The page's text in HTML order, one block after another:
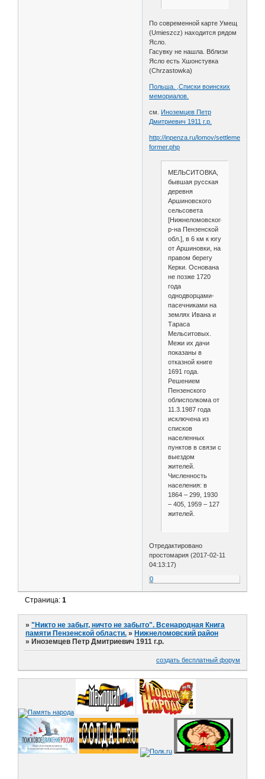
По современной карте Умещ
(Umieszcz) находится рядом
Ясло.
Гасувку не нашла. Вблизи
Ясло есть Хшонстувка
(Chrzastowka)
Польша. ,Списки воинских
мемориалов.
см. Иноземцев Петр
Дмитриевич 1911 г.р.
http://inpenza.ru/lomov/settlements-
former.php
МЕЛЬСИТОВКА,
бывшая русская
деревня
Аршиновского
сельсовета
[Нижнеломовского
р-на Пензенской
обл.], в 6 км к югу
от Аршиновки, на
правом берегу
Керки. Основана
не позже 1720
года
однодворцами-
пасечниками на
землях Ивана и
Тараса
Мельситовых.
Межи их дачи
показаны в
отказной книге
1691 года.
Решением
Пензенского
облисполкома от
11.3.1987 года
исключена из
списков
населенных
пунктов в связи с
выездом
жителей.
Численность
населения: в
1864 – 299, 1930
– 405, 1959 – 127
жителей.
Отредактировано
простомария (2017-02-11
04:13:17)
0
Страница:1
»"Никто не забыт, ничто не забыто". Всенародная Книга
памяти Пензенской области. » Нижнеломовский район
» Иноземцев Петр Дмитриевич 1911 г.р.
создать бесплатный форум